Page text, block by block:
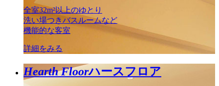
全室32m²以上のゆとり
洗い場つきバスルームなど
機能的な客室
詳細をみる
Hearth Floorハースフロア